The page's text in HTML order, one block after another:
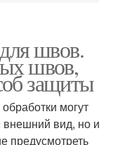
швов.
швов,
защиты
могут
внешний вид, но и
предусмотреть